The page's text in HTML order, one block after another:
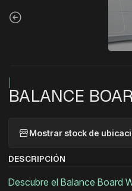
BALANCE
Mostrar stock de
DESCRIPCIÓN
Descubre el Balance Board